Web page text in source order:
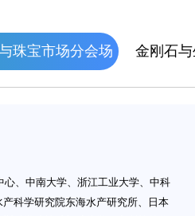
珠宝市场分会场 金刚石
、中南大学、浙江工业大学、中科
科学研究院东海水产研究所、日本